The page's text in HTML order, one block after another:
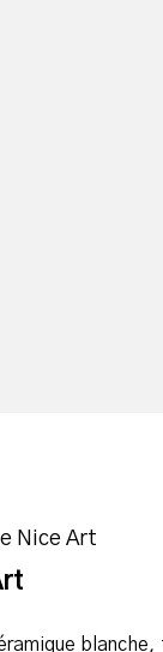
Nice Art